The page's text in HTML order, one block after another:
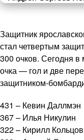
Защитник
стал четвертым
300 очков. Сегодня
очка — гол и две
защитником-
431 – Кевин Даллмэн
367 – Илья Никулин
322 – Кирилл Кольцов